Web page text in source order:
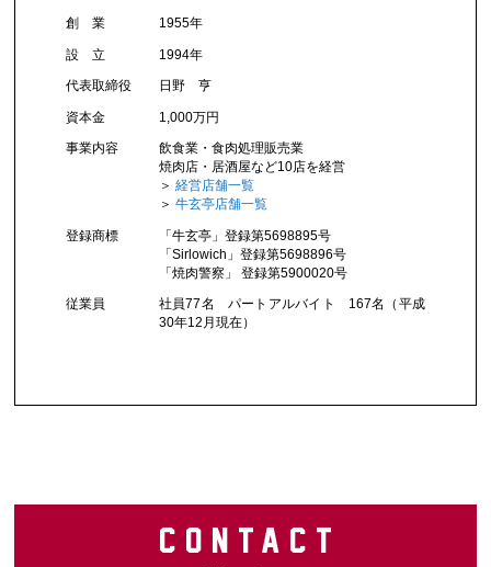
創 業 1955年
設 立 1994年
代表取締役 日野 亨
資本金 1,000万円
事業内容
飲食業・食肉処理販売業
焼肉店・居酒屋など10店を経営
＞ 経営店舗一覧
＞ 牛玄亭店舗一覧
登録商標
「牛玄亭」登録第5698895号
「Sirlowich」登録第5698896号
「焼肉警察」 登録第5900020号
従業員
社員77名 パートアルバイト 167名（平成
30年12月現在）
CONTAC T